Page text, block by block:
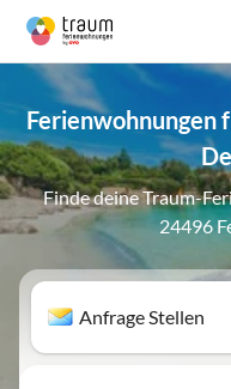
Ferienwohnungen
Finde deine Traum-
24496
Anfrage Stellen